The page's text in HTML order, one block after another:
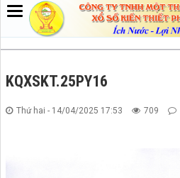
KQXSKT.25PY16
Thứ hai - 14/04/2025 17:53 709